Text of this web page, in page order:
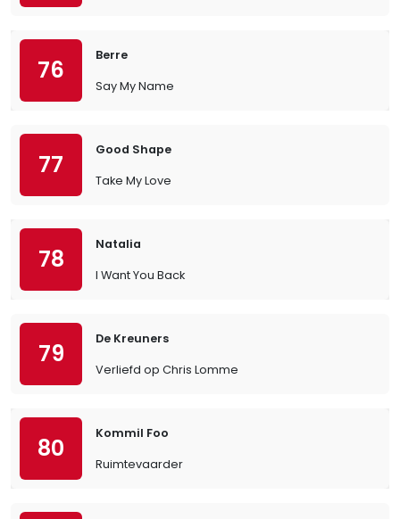
76
Berre
Say My Name
77
Good Shape
Take My Love
78
Natalia
I Want You Back
79
De Kreuners
Verliefd op Chris Lomme
80
Kommil Foo
Ruimtevaarder